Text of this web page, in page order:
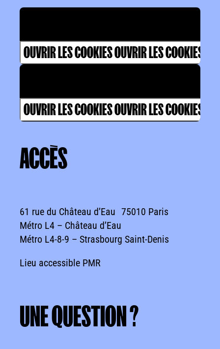
OUVRIR LES COOKIESOUVRIR LES COOKIES
OUVRIR LES COOKIESOUVRIR LES COOKIES
ACCÈS
61 rue du Château d’Eau 75010 Paris
Métro L4 – Château d’Eau
Métro L4-8-9 – Strasbourg Saint-Denis
Lieu accessible PMR
UNEQUESTION ?